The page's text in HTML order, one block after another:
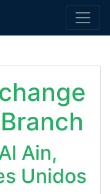
Ain,
Unidos